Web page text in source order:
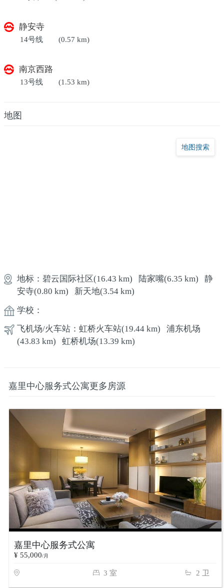
静安寺
14号线 (0.57 km)
南京西路
13号线 (1.53 km)
地图
地图搜索
地标： 碧云国际社区(16.43 km) 陆家嘴(6.35 km) 静
安寺(0.80 km) 新天地(3.54 km)
学校：
飞机场/火车站： 虹桥火车站(19.44 km) 浦东机场
(43.83 km) 虹桥机场(13.39 km)
嘉里中心服务式公寓更多房源
嘉里中心服务式公寓
¥ 55,000/月
3 室 2 卫